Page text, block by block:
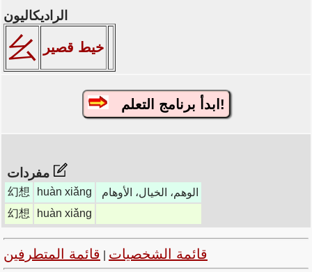
الراديكاليون
幺 خيط قصير
ابدأ برنامج التعلم!
幻想 huàn xiǎng
الوهم، الخيال، الأوهام
幻想
huàn xiǎng
قائمة الشخصيات قائمة المتطرفين